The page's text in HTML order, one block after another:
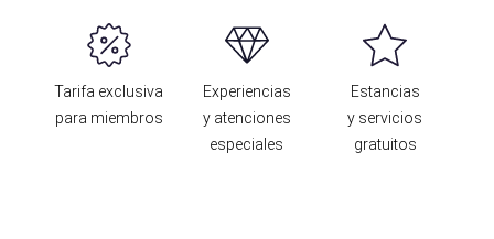
Tarifa exclusiva
para miembros
Experiencias
y atenciones
especiales
Estancias
y servicios
gratuitos